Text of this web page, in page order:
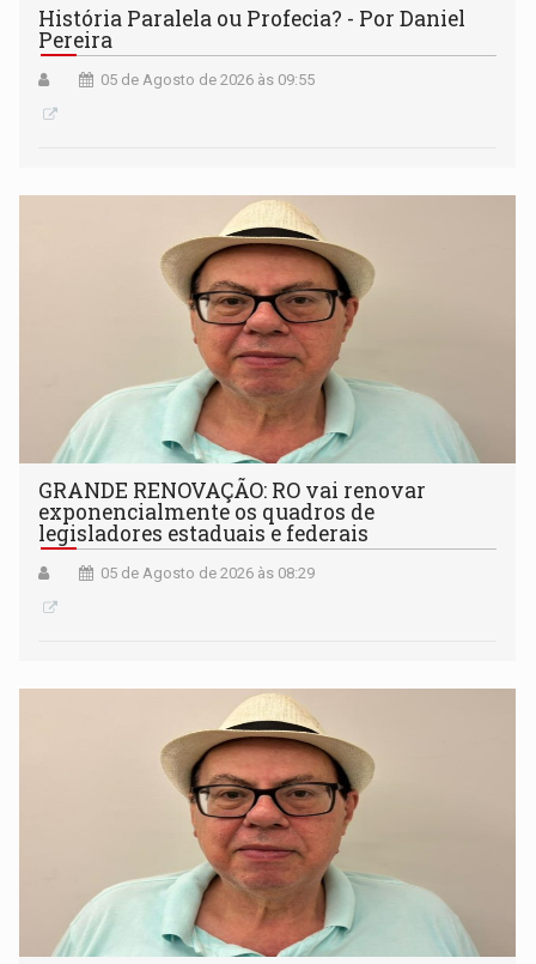
História Paralela ou Profecia? - Por Daniel
Pereira
05 de Agosto de 2026 às 09:55
GRANDE RENOVAÇÃO: RO vai renovar
exponencialmente os quadros de
legisladores estaduais e federais
05 de Agosto de 2026 às 08:29